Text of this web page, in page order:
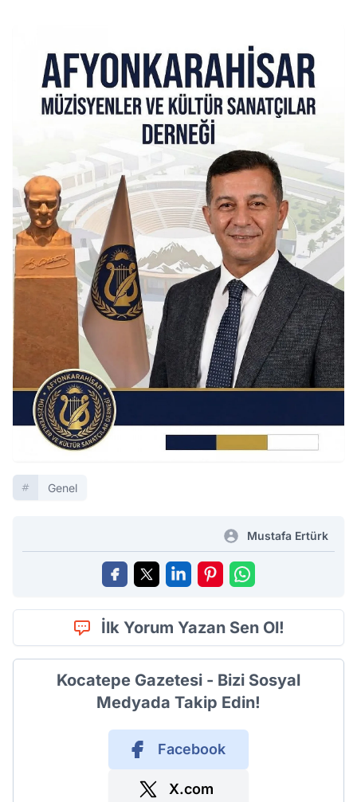
Genel
Mustafa Ertürk
İlk Yorum Yazan Sen Ol!
Kocatepe Gazetesi - Bizi Sosyal
Medyada Takip Edin!
Facebook
X.com